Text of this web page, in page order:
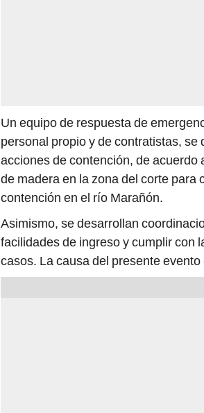
Un equipo de respuesta de
personal propio y de contratistas,
acciones de contención, de
de madera en la zona del corte para
contención en el río Marañón.
Asimismo, se desarrollan
facilidades de ingreso y cumplir con
casos. La causa del presente